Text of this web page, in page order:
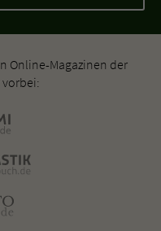
Online-Magazinen der
vorbei: